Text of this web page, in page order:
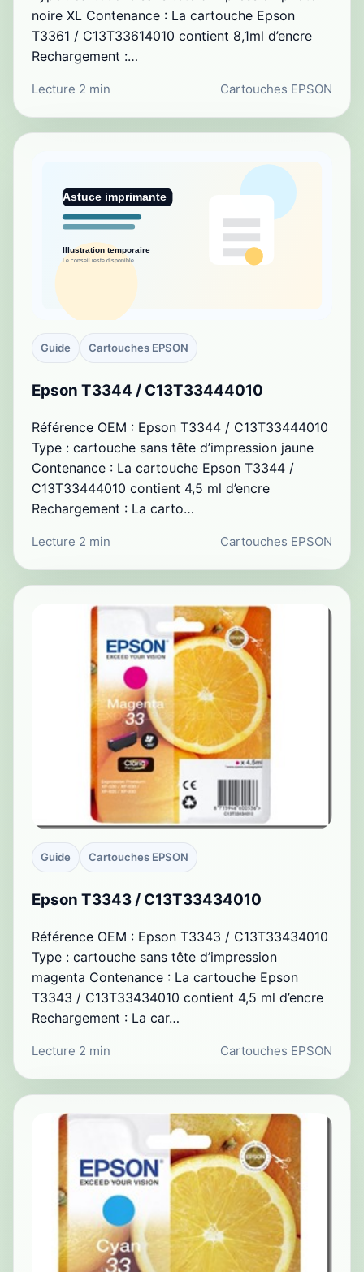
noire XL Contenance : La cartouche Epson
T3361 / C13T33614010 contient 8,1ml d’encre
Rechargement :…
Lecture 2 min Cartouches EPSON
Guide Cartouches EPSON
Epson T3344 / C13T33444010
Référence OEM : Epson T3344 / C13T33444010
Type : cartouche sans tête d’impression jaune
Contenance : La cartouche Epson T3344 /
C13T33444010 contient 4,5 ml d’encre
Rechargement : La carto…
Lecture 2 min Cartouches EPSON
Guide Cartouches EPSON
Epson T3343 / C13T33434010
Référence OEM : Epson T3343 / C13T33434010
Type : cartouche sans tête d’impression
magenta Contenance : La cartouche Epson
T3343 / C13T33434010 contient 4,5 ml d’encre
Rechargement : La car…
Lecture 2 min Cartouches EPSON